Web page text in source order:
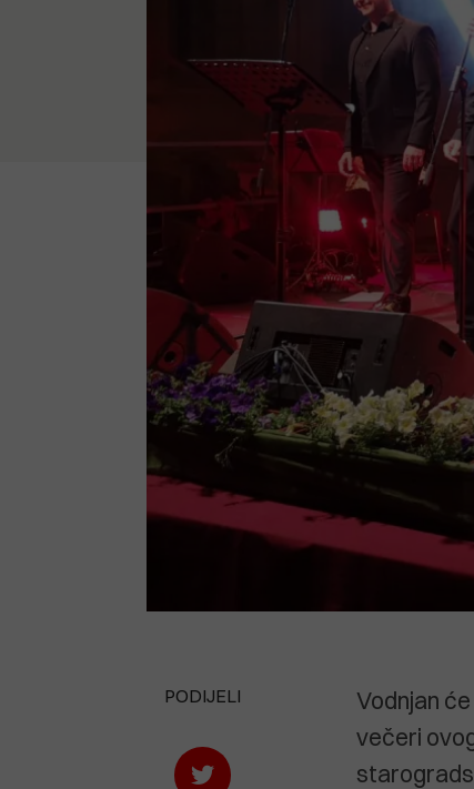
Vodnjan
večeri
PODIJELI